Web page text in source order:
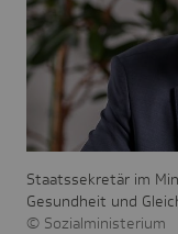
Staatssekretär im
Gesundheit und
Sozialministerium